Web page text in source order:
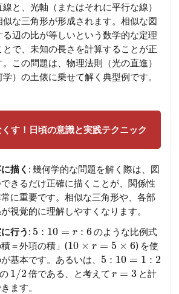
線と、光軸（またはそれに平行な線）
似な三角形が形成されます。相似な図
る辺の比が等しいという数学的な定理
とで、未知の長さを計算することが正
この問題は、物理法則（光の直進）
）の土俵に乗せて解く典型例です。
す！日頃の意識と実践テクニック
描く : 幾何学的な問題を解く際は、図
きるだけ正確に描くことが、関係性
に重要です。相似な三角形や、各部
視覚的に理解しやすくなります。
行う : 5 : 10 = r : 6のような比例式
＝外項の積」(10 × r = 5 × 6) を使
基本です。あるいは、 5 : 10 = 1 : 2
の 1/2 倍である、と考えてr = 3 と計
ます。